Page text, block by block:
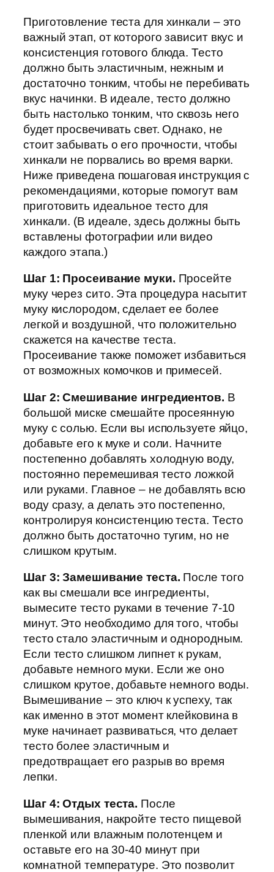
Приготовление теста для хинкали – это
важный этап, от которого зависит вкус и
консистенция готового блюда. Тесто
должно быть эластичным, нежным и
достаточно тонким, чтобы не перебивать
вкус начинки. В идеале, тесто должно
быть настолько тонким, что сквозь него
будет просвечивать свет. Однако, не
стоит забывать о его прочности, чтобы
хинкали не порвались во время варки.
Ниже приведена пошаговая инструкция с
рекомендациями, которые помогут вам
приготовить идеальное тесто для
хинкали. (В идеале, здесь должны быть
вставлены фотографии или видео
каждого этапа.)
Шаг 1: Просеивание муки. Просейте
муку через сито. Эта процедура насытит
муку кислородом, сделает ее более
легкой и воздушной, что положительно
скажется на качестве теста.
Просеивание также поможет избавиться
от возможных комочков и примесей.
Шаг 2: Смешивание ингредиентов. В
большой миске смешайте просеянную
муку с солью. Если вы используете яйцо,
добавьте его к муке и соли. Начните
постепенно добавлять холодную воду,
постоянно перемешивая тесто ложкой
или руками. Главное – не добавлять всю
воду сразу, а делать это постепенно,
контролируя консистенцию теста. Тесто
должно быть достаточно тугим, но не
слишком крутым.
Шаг 3: Замешивание теста. После того
как вы смешали все ингредиенты,
вымесите тесто руками в течение 7-10
минут. Это необходимо для того, чтобы
тесто стало эластичным и однородным.
Если тесто слишком липнет к рукам,
добавьте немного муки. Если же оно
слишком крутое, добавьте немного воды.
Вымешивание – это ключ к успеху, так
как именно в этот момент клейковина в
муке начинает развиваться, что делает
тесто более эластичным и
предотвращает его разрыв во время
лепки.
Шаг 4: Отдых теста. После
вымешивания, накройте тесто пищевой
пленкой или влажным полотенцем и
оставьте его на 30-40 минут при
комнатной температуре. Это позволит